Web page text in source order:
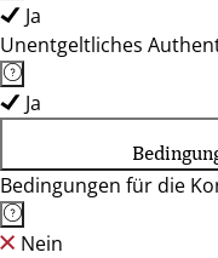
Ja
Unentgeltliches
Ja
Bedingungen für die
Nein